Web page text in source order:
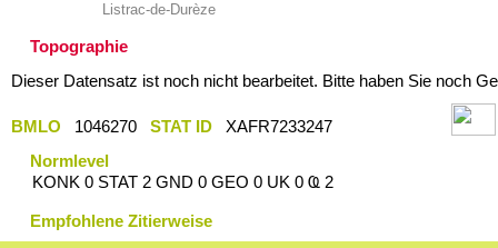
Listrac-de-Durèze
Topographie
Dieser Datensatz ist noch nicht bearbeitet. Bitte haben Sie noch
BMLO 1046270 STAT ID
XAFR7233247
Normlevel
KONK 0 STAT 2 GND 0 GEO 0 UK 0 Ҩ 2
Empfohlene Zitierweise